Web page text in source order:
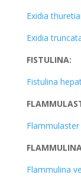
Exidia
Exidia
FISTULINA:
Fistulina
Flammulina